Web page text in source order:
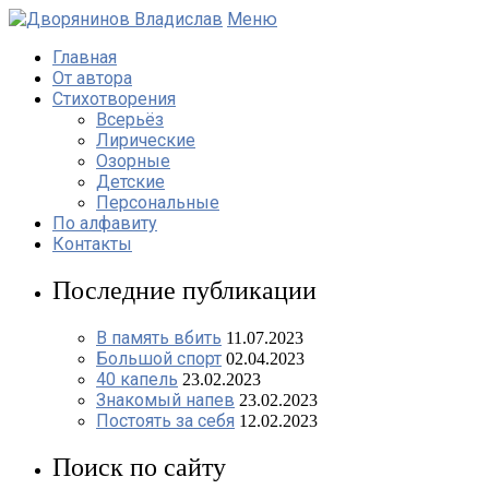
Меню
Главная
От автора
Стихотворения
Всерьёз
Лирические
Озорные
Детские
Персональные
По алфавиту
Контакты
Последние публикации
В память вбить 11.07.2023
Большой спорт 02.04.2023
40 капель 23.02.2023
Знакомый напев 23.02.2023
Постоять за себя 12.02.2023
Поиск по сайту